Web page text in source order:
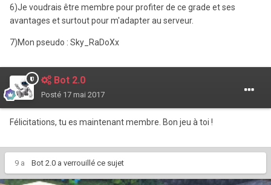
6)Je voudrais être membre pour profiter de ce grade et ses
avantages et surtout pour m'adapter au serveur.
7)Mon pseudo : Sky_RaDoXx
Bot 2.0
Posté 17 mai 2017
Félicitations, tu es maintenant membre. Bon jeu à toi !
9 a Bot 2.0 a verrouillé ce sujet